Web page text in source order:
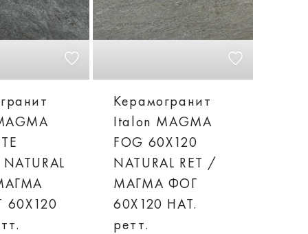
60X120
Керамогранит
Italon MAGMA
FOG 60X120
NATURAL RET /
МАГМА ФОГ
60X120 НАТ.
ретт.